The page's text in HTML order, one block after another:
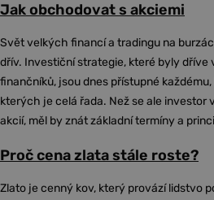
Jak obchodovat s akciemi
Svět velkých financí a tradingu na
dřív. Investiční strategie, které byly dříve
finančníků, jsou dnes přístupné
kterých je celá řada. Než se ale
akcií, měl by znát základní termíny a
Proč cena zlata stále roste?
Zlato je cenný kov, který provází lidstvo